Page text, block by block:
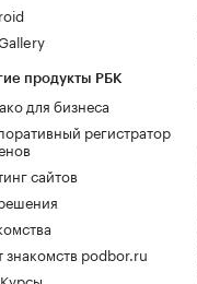
продукты РБК
для бизнеса
регистратор
сайтов
знакомств podbor.ru